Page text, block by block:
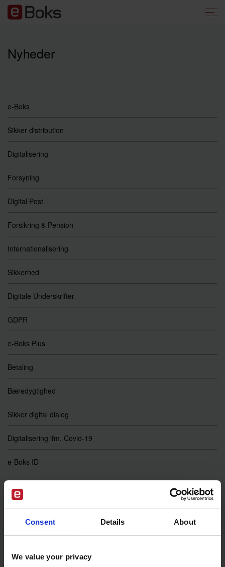
Consent Details About
We value your privacy
Nyheder
e-Boks
Sikker distribution
Digitalisering
Forsyning
Digital Post
Forsikring & Pension
Internationalisering
Sikkerhed
Digitale Underskrifter
GDPR
e-Boks Plus
Betaling
Bæredygtighed
Sikker digital dialog
Digitalisering ifm. Covid-19
e-Boks ID
Digital underskrift
EUDI
Portalløsning